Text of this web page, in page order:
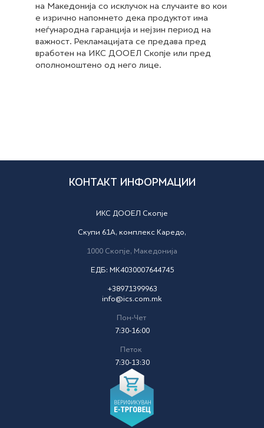
на Македонија со исклучок на случаите во кои
е изрично напомнето дека продуктот има
меѓународна гаранција и нејзин период на
важност. Рекламацијата се предава пред
вработен на ИКС ДООЕЛ Скопје или пред
ополномоштено од него лице.
КОНТАКТ ИНФОРМАЦИИ
ИКС ДООЕЛ Скопје
Скупи 61А, комплекс Каредо,
1000 Скопје, Македонија
ЕДБ: MK4030007644745
+38971399963
info@ics.com.mk
Пон-Чет
7:30-16:00
Петок
7:30-13:30